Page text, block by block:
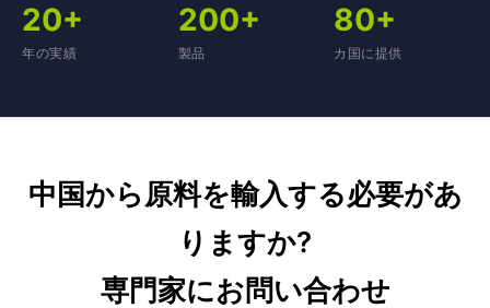
20+
年の実績
200+
製品
80+
カ国に提供
中国から原料を輸入する必要があ
りますか?
専門家にお問い合わせ